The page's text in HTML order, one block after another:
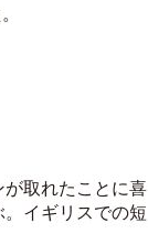
取れたことに喜
イギリスでの短